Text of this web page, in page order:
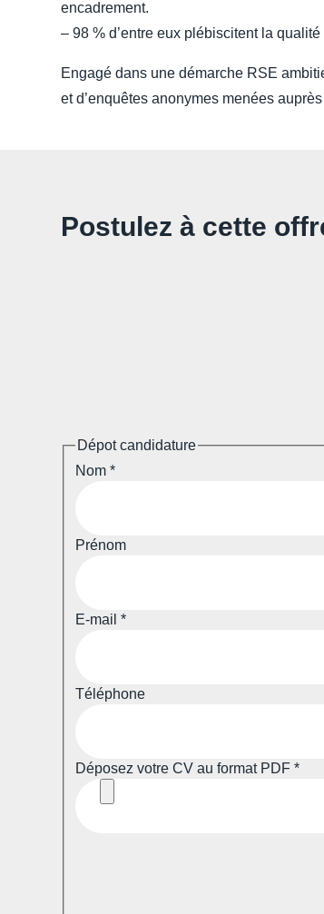
encadrement.
– 98 % d’entre eux plébiscitent la
Engagé dans une démarche RSE
et d’enquêtes anonymes menées
Postulez à cette
Dépot candidature
Nom*
Prénom
E-mail*
Téléphone
Déposez votre CV au format PDF*